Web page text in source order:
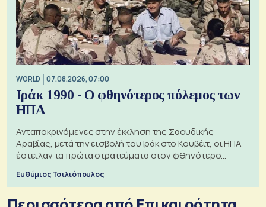
WORLD 07.08.2026, 07:00
Ιράκ 1990 - Ο φθηνότερος πόλεμος των
ΗΠΑ
Ανταποκρινόμενες στην έκκληση της Σαουδικής
Αραβίας, μετά την εισβολή του Ιράκ στο Κουβέιτ, οι ΗΠΑ
έστειλαν τα πρώτα στρατεύματα στον φθηνότερο
Ευθύμιος Τσιλιόπουλος